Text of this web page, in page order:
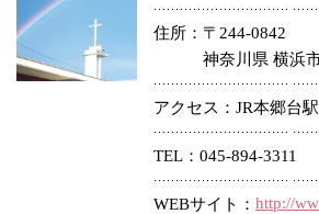
住所
〒244-0842
神奈川県 横浜
アクセス JR本郷台
TEL 045-894-3311
WEBサイト http://